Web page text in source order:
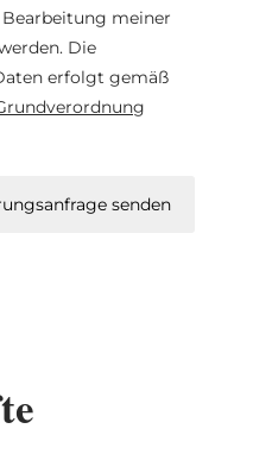
meiner
Die
erfolgt gemäß
senden